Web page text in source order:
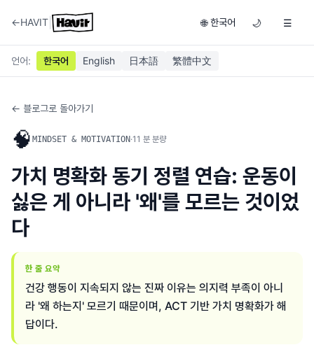
←HAVIT 🌐 한국어 🌙 ☰
언어: 한국어 English 日本語 繁體中文
← 블로그로 돌아가기
🧠 MINDSET & MOTIVATION·11 분 분량
가치 명확화 동기 정렬 연습: 운동이
싫은 게 아니라 '왜'를 모르는 것이었
다
한 줄 요약
건강 행동이 지속되지 않는 진짜 이유는 의지력 부족이 아니
라 '왜 하는지' 모르기 때문이며, ACT 기반 가치 명확화가 해
답이다.